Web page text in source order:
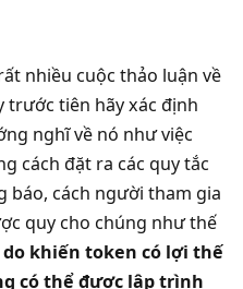
nhiều cuộc thảo luận về
trước tiên hãy xác định
nghĩ về nó như việc
cách đặt ra các quy tắc
báo, cách người tham gia
quy cho chúng như thế
khiến token có lợi thế
có thể được lập trình